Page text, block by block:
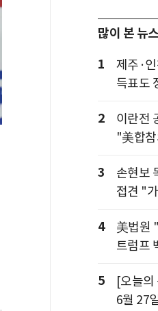
많이 본 뉴스
1
제주·
득표도
2
이란전
"美합
3
손현보
접견 "
4
美법원
트럼프
5
[오늘의
6월 27